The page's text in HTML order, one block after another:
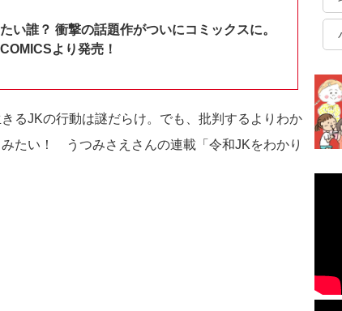
い誰？ 衝撃の話題作がついにコミックスに。
より発売！
るJKの行動は謎だらけ。でも、批判するよりわか
たい！ うつみさえさんの連載「令和JKをわかり